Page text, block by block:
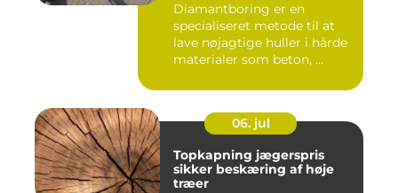
Diamantboring er en
specialiseret metode til at
lave nøjagtige huller i hårde
materialer som beton, ...
06. jul
Topkapning jægerspris
sikker beskæring af høje
træer